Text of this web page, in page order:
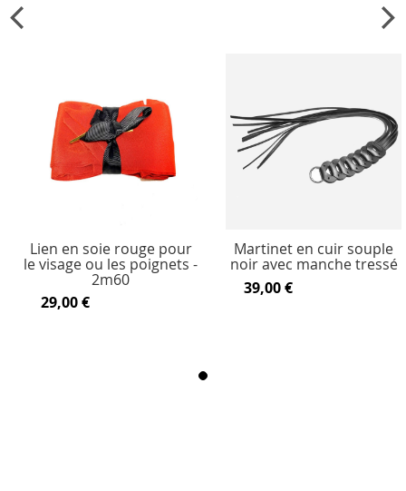
Lien en soie rouge pour
le visage ou les poignets -
2m60
29,00 €
Martinet en cuir souple
noir avec manche tressé
39,00 €